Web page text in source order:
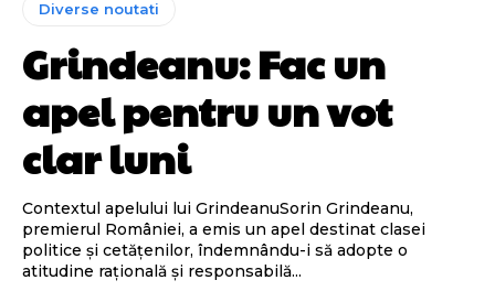
Diverse noutati
Grindeanu: Fac un
apel pentru un vot
clar luni
Contextul apelului lui GrindeanuSorin Grindeanu,
premierul României, a emis un apel destinat clasei
politice și cetățenilor, îndemnându-i să adopte o
atitudine rațională și responsabilă...